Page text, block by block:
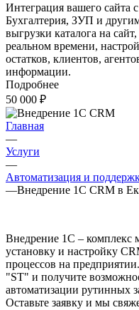
Интеграция вашего
Бухгалтерия, ЗУП и
выгрузки каталога на
реальном времени,
остатков, клиентов,
информации.
Подробнее
50 000 ₽
Главная
—
Услуги
—
Автоматизация и
—Внедрение 1C CRM в
Внедрение 1С –
установку и настройку
процессов на
"ST" и получите
автоматизации рутинных
Оставьте заявку и мы